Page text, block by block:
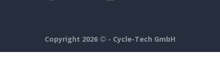
Copyright 2026 © - Cycle-Tech GmbH